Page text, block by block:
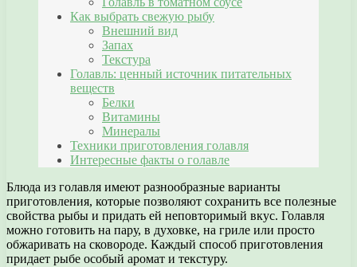
Как выбрать свежую рыбу
Внешний вид
Запах
Текстура
Голавль: ценный источник питательных
веществ
Белки
Витамины
Минералы
Техники приготовления голавля
Интересные факты о голавле
Блюда из голавля имеют разнообразные варианты
приготовления, которые позволяют сохранить все полезные
свойства рыбы и придать ей неповторимый вкус. Голавля
можно готовить на пару, в духовке, на гриле или просто
обжаривать на сковороде. Каждый способ приготовления
придает рыбе особый аромат и текстуру.